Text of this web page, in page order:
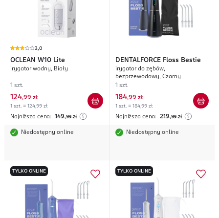
3,0
OCLEAN W10 Lite
irygator wodny, Biały
1 szt.
124,99 zł
1 szt. = 124,99 zł
Najniższa cena: 149,99 zł
Niedostępny online
DENTALFORCE Floss Bestie
irygator do zębów,
bezprzewodowy, Czarny
1 szt.
184,99 zł
1 szt. = 184,99 zł
Najniższa cena: 219,99 zł
Niedostępny online
TYLKO ONLINE TYLKO ONLINE